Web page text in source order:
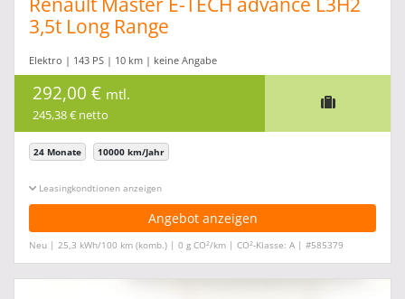
3,5t Long Range
Elektro | 143 PS | 10 km | keine Angabe
292,00 € mtl.
245,38 € netto
24 Monate 10000 km/Jahr
Leasingkonditionen ein-/ausblenden
Angebot anzeigen
Neu | 25,3 kWh/100 km (komb.) | 0 g CO2/km | CO2-Klasse: A | #585379